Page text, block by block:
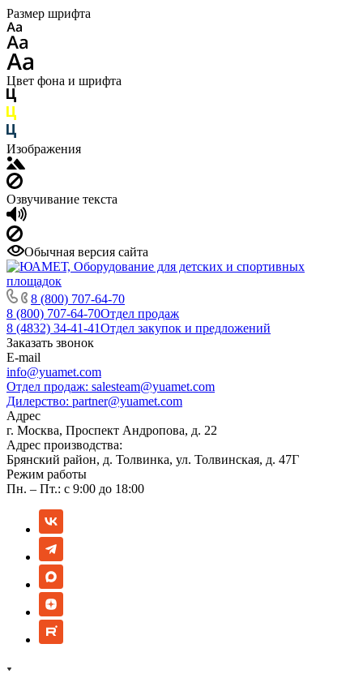
Размер шрифта
Цвет фона и шрифта
Изображения
Озвучивание текста
Обычная версия сайта
8 (800) 707-64-70
8 (800) 707-64-70Отдел продаж
8 (4832) 34-41-41Отдел закупок и предложений
Заказать звонок
E-mail
info@yuamet.com
Отдел продаж: salesteam@yuamet.com
Дилерство: partner@yuamet.com
Адрес
г. Москва, Проспект Андропова, д. 22
Адрес производства:
Брянский район, д. Толвинка, ул. Толвинская, д. 47Г
Режим работы
Пн. – Пт.: с 9:00 до 18:00